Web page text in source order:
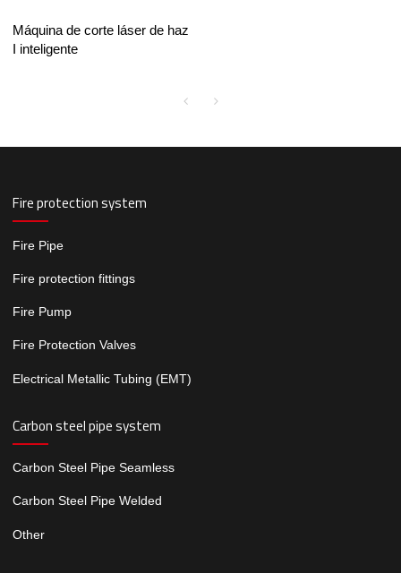
Máquina de corte láser de haz
I inteligente
Fire protection system
Fire Pipe
Fire protection fittings
Fire Pump
Fire Protection Valves
Electrical Metallic Tubing (EMT)
Carbon steel pipe system
Carbon Steel Pipe Seamless
Carbon Steel Pipe Welded
Other